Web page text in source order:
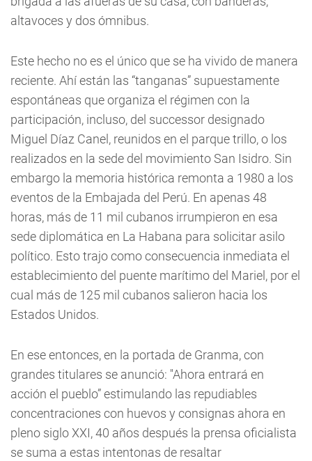
altavoces y dos ómnibus.
Este hecho no es el único que se ha vivido de manera
reciente. Ahí están las “tanganas” supuestamente
espontáneas que organiza el régimen con la
participación, incluso, del successor designado
Miguel Díaz Canel, reunidos en el parque trillo, o los
realizados en la sede del movimiento San Isidro. Sin
embargo la memoria histórica remonta a 1980 a los
eventos de la Embajada del Perú. En apenas 48
horas, más de 11 mil cubanos irrumpieron en esa
sede diplomática en La Habana para solicitar asilo
político. Esto trajo como consecuencia inmediata el
establecimiento del puente marítimo del Mariel, por el
cual más de 125 mil cubanos salieron hacia los
Estados Unidos.
En ese entonces, en la portada de Granma, con
grandes titulares se anunció: ''Ahora entrará en
acción el pueblo” estimulando las repudiables
concentraciones con huevos y consignas ahora en
pleno siglo XXI, 40 años después la prensa oficialista
se suma a estas intentonas de resaltar